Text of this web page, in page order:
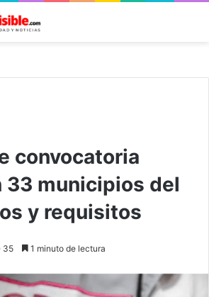
convocatoria
33 municipios del
y requisitos
35 1 minuto de lectura